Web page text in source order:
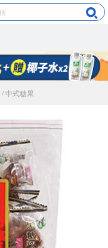
/ 中式糖果